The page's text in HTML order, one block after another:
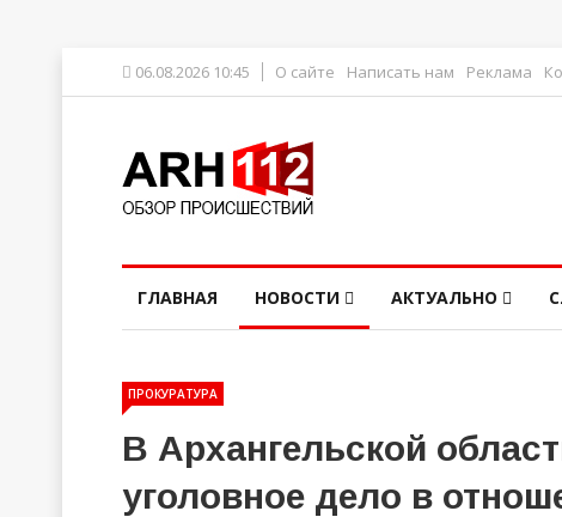
06.08.2026 10:45 О сайте Написать нам Реклама
ГЛАВНАЯ НОВОСТИ АКТУАЛЬНО
ПРОКУРАТУРА
В Архангельской
уголовное дело в